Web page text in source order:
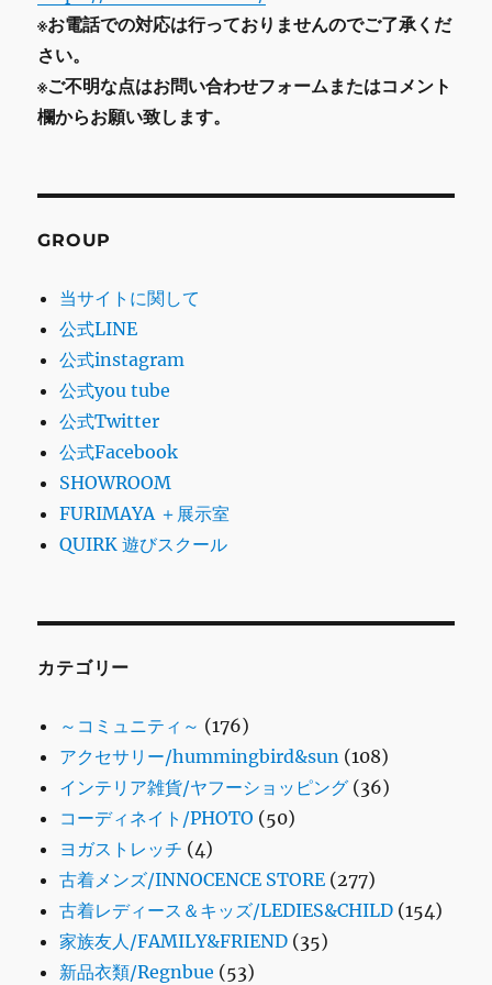
※お電話での対応は行っておりませんのでご了承くだ
さい。
※ご不明な点はお問い合わせフォームまたはコメント
欄からお願い致します。
GROUP
当サイトに関して
公式LINE
公式instagram
公式you tube
公式Twitter
公式Facebook
SHOWROOM
FURIMAYA ＋展示室
QUIRK 遊びスクール
カテゴリー
～コミュニティ～ (176)
アクセサリー/hummingbird&sun (108)
インテリア雑貨/ヤフーショッピング (36)
コーディネイト/PHOTO (50)
ヨガストレッチ (4)
古着メンズ/INNOCENCE STORE (277)
古着レディース＆キッズ/LEDIES&CHILD (154)
家族友人/FAMILY&FRIEND (35)
新品衣類/Regnbue (53)